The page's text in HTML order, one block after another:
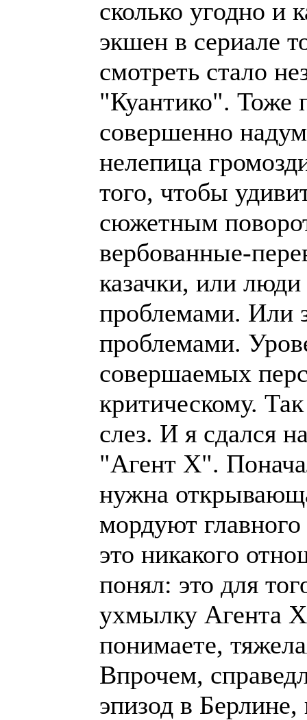
сколько угодно
экшен в сериале
смотреть стало
"Куантико". Тоже
совершенно
нелепица
того, чтобы
сюжетным
вербованные-
казачки, или
проблемами. Или
проблемами.
совершаемых
критическому.
слез. И я сдался
"Агент Х".
нужна
мордуют
это никакого
понял: это для
ухмылку Агента
понимаете,
Впрочем,
эпизод в